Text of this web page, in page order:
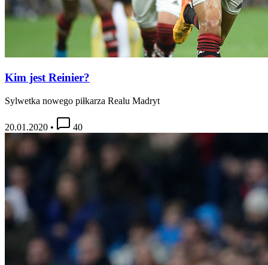
Kim jest Reinier?
Sylwetka nowego piłkarza Realu Madryt
20.01.2020 • 40